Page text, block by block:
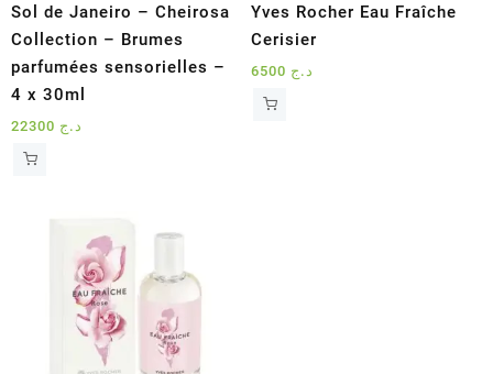
Sol de Janeiro – Cheirosa
Collection – Brumes
parfumées sensorielles –
4 x 30ml
د.ج
Yves Rocher Eau Fraîche
Cerisier
د.ج